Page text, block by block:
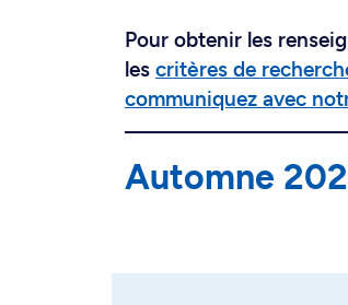
Pour obtenir les
les critères de
communiquez avec
Automne